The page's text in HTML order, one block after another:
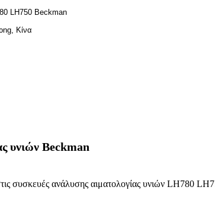
LH750 Beckman
Κίνα
υνιών Beckman